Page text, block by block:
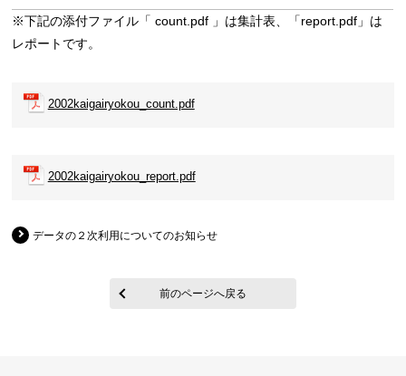
※下記の添付ファイル「 count.pdf 」は集計表、「report.pdf」は
レポートです。
2002kaigairyokou_count.pdf
2002kaigairyokou_report.pdf
データの２次利用についてのお知らせ
前のページへ戻る